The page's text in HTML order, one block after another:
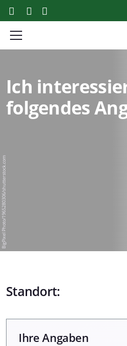
Ich
folgendes
BigPixel Photo/1965280306/shutterstock.com
Standort:
Ihre Angaben